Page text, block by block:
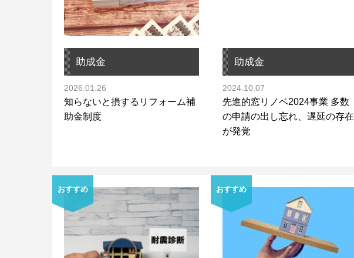
助成金
2026.01.26
知らないと損するリフォーム補
助金制度
助成金
2024.10.07
先進的窓リノベ2024事業 多数
の申請の出し忘れ、遅延の存在
が発覚
おすすめ おすすめ